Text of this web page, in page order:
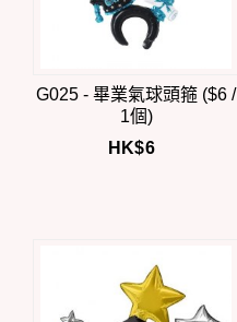
G025 - 畢業氣球頭箍 ($6 /
1個)
HK$6